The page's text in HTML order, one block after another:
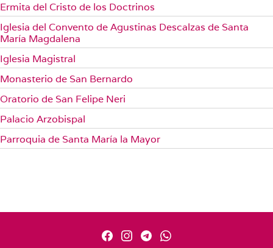
Ermita del Cristo de los Doctrinos
Iglesia del Convento de Agustinas Descalzas de Santa
María Magdalena
Iglesia Magistral
Monasterio de San Bernardo
Oratorio de San Felipe Neri
Palacio Arzobispal
Parroquia de Santa María la Mayor